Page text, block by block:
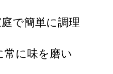
で簡単に調理
に味を磨い